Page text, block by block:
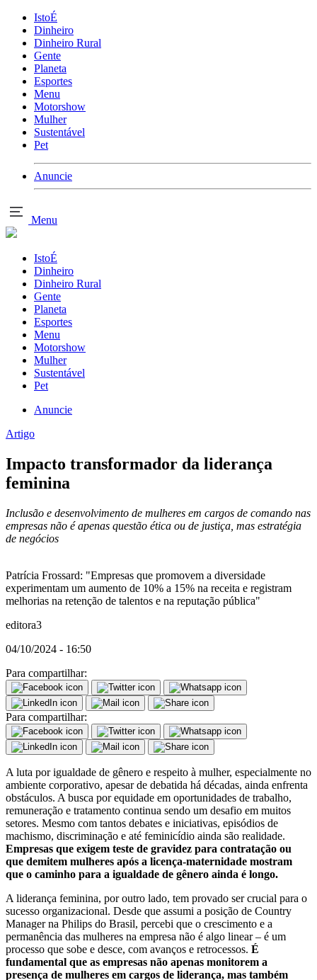
IstoÉ
Dinheiro
Dinheiro Rural
Gente
Planeta
Esportes
Menu
Motorshow
Mulher
Sustentável
Pet
Anuncie
Menu
IstoÉ
Dinheiro
Dinheiro Rural
Gente
Planeta
Esportes
Menu
Motorshow
Mulher
Sustentável
Pet
Anuncie
Artigo
Impacto transformador da liderança
feminina
Inclusão e desenvolvimento de mulheres em cargos de comando nas
empresas não é apenas questão ética ou de justiça, mas estratégia
de negócios
Patrícia Frossard: "Empresas que promovem a diversidade
experimentam um aumento de 10% a 15% na receita e registram
melhorias na retenção de talentos e na reputação pública"
editora3
04/10/2024 - 16:50
Para compartilhar:
Para compartilhar:
A luta por igualdade de gênero e respeito à mulher, especialmente no
ambiente corporativo, apesar de debatida há décadas, ainda enfrenta
obstáculos. A busca por equidade em oportunidades de trabalho,
remuneração e tratamento continua sendo um desafio em muitos
setores. Mesmo com tantos debates e iniciativas, episódios de
machismo, discriminação e até feminicídio ainda são realidade.
Empresas que exigem teste de gravidez para contratação ou
que demitem mulheres após a licença-maternidade mostram
que o caminho para a igualdade de gênero ainda é longo.
A liderança feminina, por outro lado, tem provado ser crucial para o
sucesso organizacional. Desde que assumi a posição de Country
Manager na Philips do Brasil, percebi que o crescimento e a
permanência das mulheres na empresa não é algo linear – é um
processo que sobe e desce, com avanços e retrocessos. É
fundamental que as empresas não apenas monitorem a
presença de mulheres em cargos de liderança, mas também